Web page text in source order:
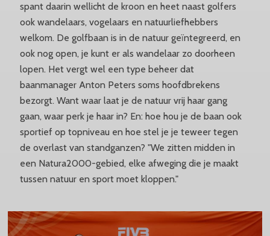
spant daarin wellicht de kroon en heet naast golfers
ook wandelaars, vogelaars en natuurliefhebbers
welkom. De golfbaan is in de natuur geïntegreerd, en
ook nog open, je kunt er als wandelaar zo doorheen
lopen. Het vergt wel een type beheer dat
baanmanager Anton Peters soms hoofdbrekens
bezorgt. Want waar laat je de natuur vrij haar gang
gaan, waar perk je haar in? En: hoe hou je de baan ook
sportief op topniveau en hoe stel je je teweer tegen
de overlast van standganzen? "We zitten midden in
een Natura2000-gebied, elke afweging die je maakt
tussen natuur en sport moet kloppen."